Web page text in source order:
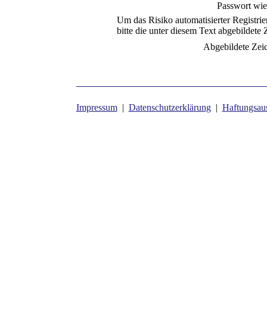
Passwort
Um das Risiko automatisierter
bitte die unter diesem Text abgebildete
Abgebildete
Impressum| Datenschutzerklärung|